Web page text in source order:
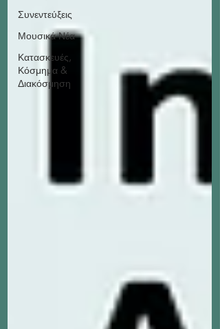
Συνεντεύξεις
Μουσικά Νέα
Κατασκευές,
Κόσμημα &
Διακόσμηση